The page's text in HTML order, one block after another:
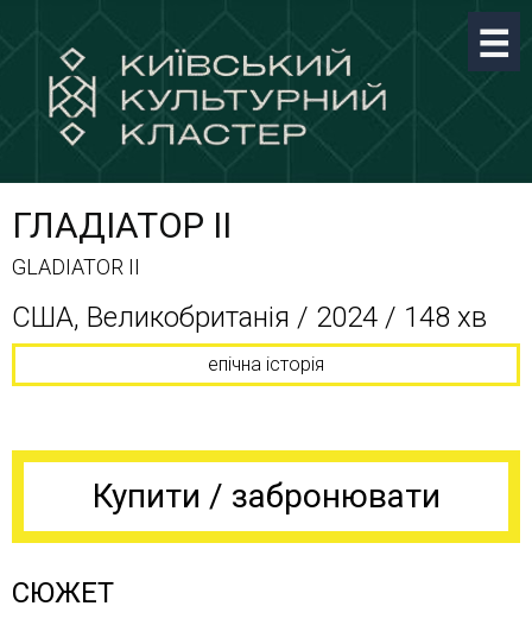
ГЛАДІАТОР ІІ
GLADIATOR II
США, Великобританія / 2024 / 148 хв
епічна історія
Купити / забронювати
СЮЖЕТ